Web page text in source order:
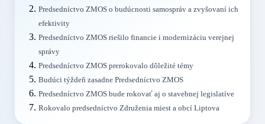
Predsedníctvo ZMOS o budúcnosti samospráv a zvyšovaní ich
efektivity
Predsedníctvo ZMOS riešilo financie i modernizáciu verejnej
správy
Predsedníctvo ZMOS prerokovalo dôležité témy
Budúci týždeň zasadne Predsedníctvo ZMOS
Predsedníctvo ZMOS bude rokovať aj o stavebnej legislatíve
Rokovalo predsedníctvo Združenia miest a obcí Liptova